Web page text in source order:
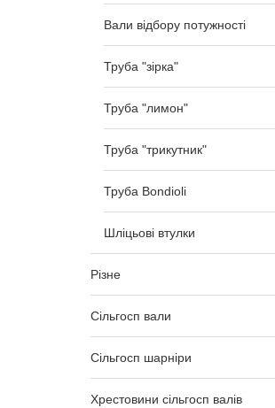
Вали відбору потужності
Труба "зірка"
Труба "лимон"
Труба "трикутник"
Труба Bondioli
Шліцьові втулки
Різне
Сільгосп вали
Сільгосп шарніри
Хрестовини сільгосп валів
Шліцьова Втулка – 20 Шліців
(1 3/4”), Діаметр Посадки –
Довжина-130мм (BS-20-130-
1 192,00₴